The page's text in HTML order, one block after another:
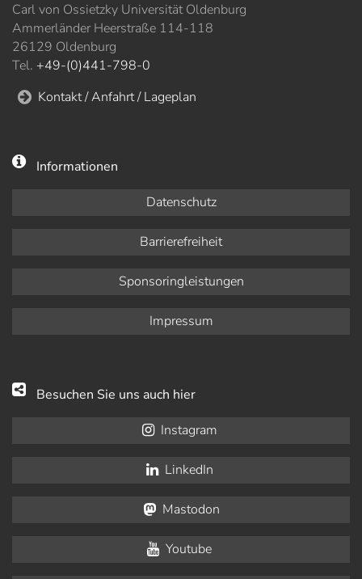
Carl von Ossietzky Universität Oldenburg
Ammerländer Heerstraße 114-118
26129 Oldenburg
Tel. +49-(0)441-798-0
Kontakt / Anfahrt / Lageplan
Informationen
Datenschutz
Barrierefreiheit
Sponsoringleistungen
Impressum
Besuchen Sie uns auch hier
Instagram
LinkedIn
Mastodon
Youtube